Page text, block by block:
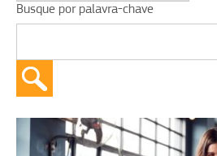
Busque por palavra-chave